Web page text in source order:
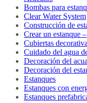
Bombas para
Clear Water System
Construcción de
Crear un estanque
Cubiertas
Cuidado del agua
Decoración del
Decoración del
Estanques
Estanques con
Estanques